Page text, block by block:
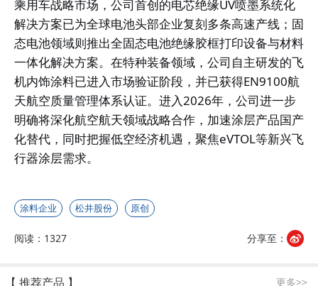
乘用车战略市场，公司首创的电芯绝缘UV喷墨系统化
解决方案已为全球电池头部企业复刻多条高速产线；固
态电池领域则推出全固态电池绝缘胶框打印设备与材料
一体化解决方案。在特种装备领域，公司自主研发的飞
机内饰涂料已进入市场验证阶段，并已获得EN9100航
天航空质量管理体系认证。进入2026年，公司进一步
明确将深化航空航天领域战略合作，加速涂层产品国产
化替代，同时把握低空经济机遇，聚焦eVTOL等新兴飞
行器涂层需求。
涂料企业 松井股份 原创
阅读：1327 分享至：
【 推荐产品 】 更多>>